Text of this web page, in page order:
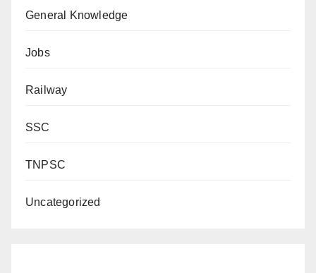
General Knowledge
Jobs
Railway
SSC
TNPSC
Uncategorized